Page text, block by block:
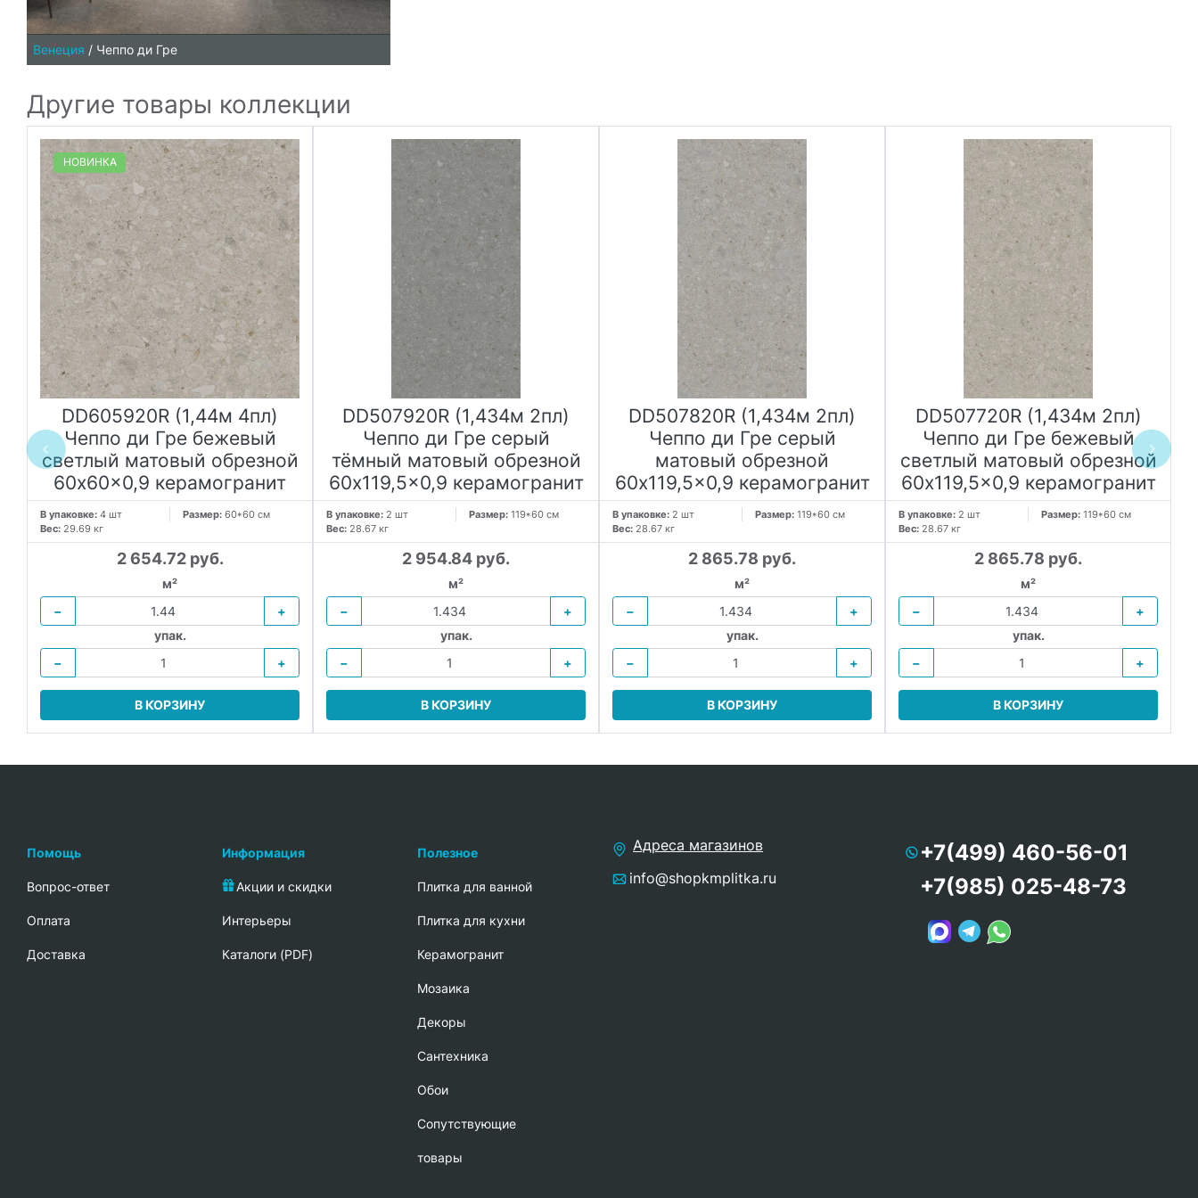
Венеция / Чеппо ди Гре
Другие товары коллекции
НОВИНКА
DD605920R (1,44м 4пл)
Чеппо ди Гре бежевый
светлый матовый обрезной
60x60x0,9 керамогранит
В упаковке: 4 шт Размер: 60*60 см
Вес: 29.69 кг
2 654.72 руб.
м²
−
+
упак.
−
+
В КОРЗИНУ
DD507920R (1,434м 2пл)
Чеппо ди Гре серый
тёмный матовый обрезной
60x119,5x0,9 керамогранит
В упаковке: 2 шт Размер: 119*60 см
Вес: 28.67 кг
2 954.84 руб.
м²
−
+
упак.
−
+
В КОРЗИНУ
DD507820R (1,434м 2пл)
Чеппо ди Гре серый
матовый обрезной
60x119,5x0,9 керамогранит
В упаковке: 2 шт Размер: 119*60 см
Вес: 28.67 кг
2 865.78 руб.
м²
−
+
упак.
−
+
В КОРЗИНУ
DD507720R (1,434м 2пл)
Чеппо ди Гре бежевый
светлый матовый обрезной
60x119,5x0,9 керамогранит
В упаковке: 2 шт Размер: 119*60 см
Вес: 28.67 кг
2 865.78 руб.
м²
−
+
упак.
−
+
В КОРЗИНУ
Помощь
Вопрос-ответ
Oплата
Доставка
Информация
Акции и скидки
Интерьеры
Каталоги (PDF)
Полезное
Плитка для ванной
Плитка для кухни
Керамогранит
Мозаика
Декоры
Сантехника
Обои
Сопутствующие
товары
Адреса магазинов
info@shopkmplitka.ru
+7(499) 460-56-01
+7(985) 025-48-73